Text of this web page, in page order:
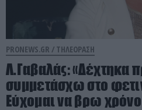
PRONEWS.GR / ΤΗΛΕΟΡΑΣΗ
Λ.Γαβαλάς: «Δέχτηκα
συμμετάσχω στο
Εύχομαι να βρω